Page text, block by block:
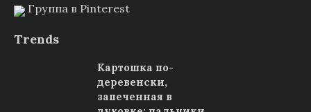
Группа в Pinterest
Trends
Картошка по-
деревенски,
запеченная в